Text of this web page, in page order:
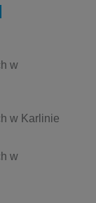
w
w Karlinie
w